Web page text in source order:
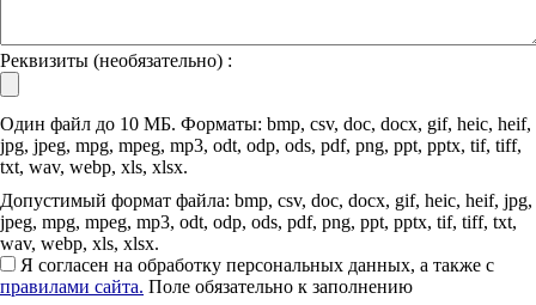
Реквизиты (необязательно) :
Один файл до 10 МБ. Форматы: bmp, csv, doc, docx, gif, heic, heif,
jpg, jpeg, mpg, mpeg, mp3, odt, odp, ods, pdf, png, ppt, pptx, tif, tiff,
txt, wav, webp, xls, xlsx.
Допустимый формат файла: bmp, csv, doc, docx, gif, heic, heif, jpg,
jpeg, mpg, mpeg, mp3, odt, odp, ods, pdf, png, ppt, pptx, tif, tiff, txt,
wav, webp, xls, xlsx.
Я согласен на обработку персональных данных, а также с
правилами сайта. Поле обязательно к заполнению